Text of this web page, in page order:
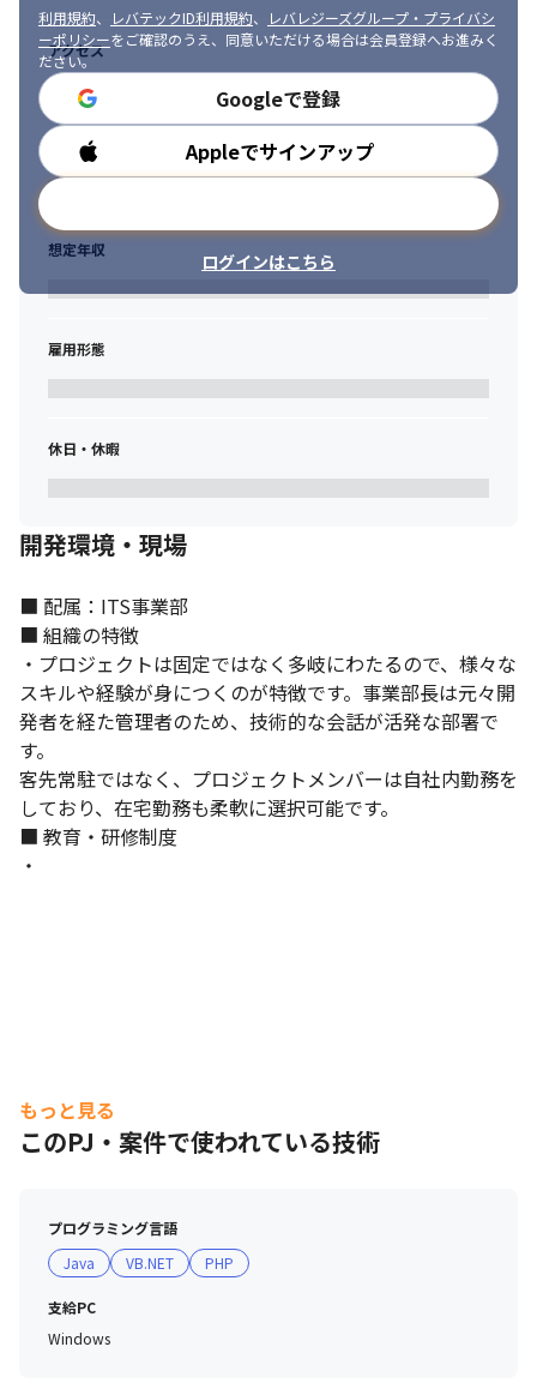
利用規約、 レバテックID利用規約、
レバレジーズグループ・プライバシ
ーポリシーをご確認のうえ、同意いただける場合は会員登録へお進みく
ださい。
Googleで登録
Appleでサインアップ
ログインはこちら
アクセス
勤務時間
想定年収
雇用形態
休日・休暇
開発環境・現場
■ 配属：ITS事業部
■ 組織の特徴
・プロジェクトは固定ではなく多岐にわたるので、様々な
スキルや経験が身につくのが特徴です。事業部長は元々開
発者を経た管理者のため、技術的な会話が活発な部署で
す。
客先常駐ではなく、プロジェクトメンバーは自社内勤務を
しており、在宅勤務も柔軟に選択可能です。
■ 教育・研修制度
・
もっと見る
このPJ・案件で使われている技術
プログラミング言語
Java
VB.NET PHP
支給PC
Windows